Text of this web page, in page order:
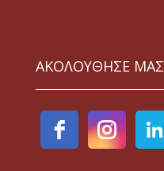
ΑΚΟΛΟΥΘΗΣΕ ΜΑΣ